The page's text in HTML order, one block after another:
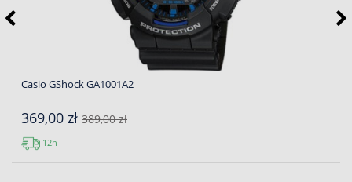
Casio GShock GA1001A2
369,00 zł 389,00 zł
12h